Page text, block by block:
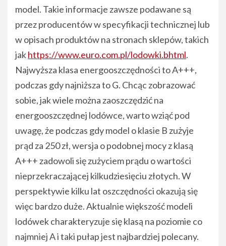
model. Takie informacje zawsze podawane są
przez producentów w specyfikacji technicznej lub
w opisach produktów na stronach sklepów, takich
jakhttps://www.euro.com.pl/lodowki.bhtml.
Najwyższa klasa energooszczędności to A+++,
podczas gdy najniższa to G. Chcąc zobrazować
sobie, jak wiele można zaoszczędzić na
energooszczędnej lodówce, warto wziąć pod
uwagę, że podczas gdy model o klasie B zużyje
prąd za 250 zł, wersja o podobnej mocy z klasą
A+++ zadowoli się zużyciem prądu o wartości
nieprzekraczającej kilkudziesięciu złotych. W
perspektywie kilku lat oszczędności okazują się
więc bardzo duże. Aktualnie większość modeli
lodówek charakteryzuje się klasą na poziomie co
najmniej A i taki pułap jest najbardziej polecany.